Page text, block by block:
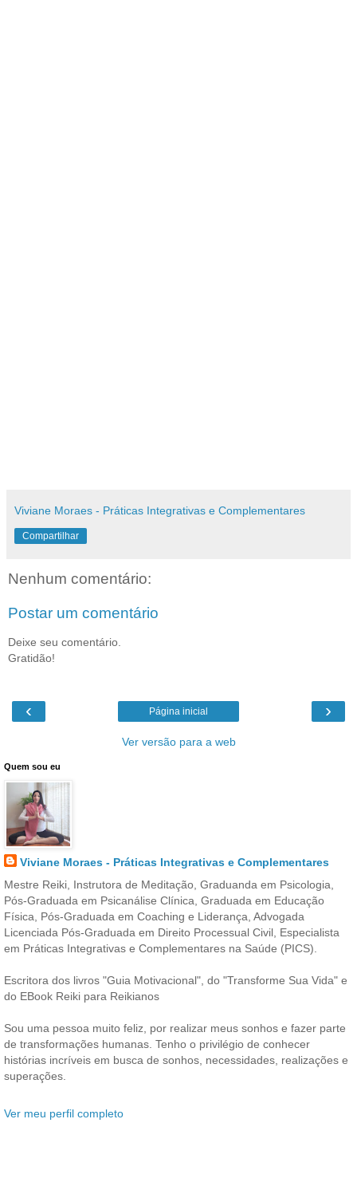
Viviane Moraes - Práticas Integrativas e Complementares
Compartilhar
Nenhum comentário:
Postar um comentário
Deixe seu comentário.
Gratidão!
‹ ›
Página inicial
Ver versão para a web
Quem sou eu
Viviane Moraes - Práticas Integrativas e Complementares
Mestre Reiki, Instrutora de Meditação, Graduanda em Psicologia,
Pós-Graduada em Psicanálise Clínica, Graduada em Educação
Física, Pós-Graduada em Coaching e Liderança, Advogada
Licenciada Pós-Graduada em Direito Processual Civil, Especialista
em Práticas Integrativas e Complementares na Saúde (PICS).
Escritora dos livros "Guia Motivacional", do "Transforme Sua Vida" e
do EBook Reiki para Reikianos
Sou uma pessoa muito feliz, por realizar meus sonhos e fazer parte
de transformações humanas. Tenho o privilégio de conhecer
histórias incríveis em busca de sonhos, necessidades, realizações e
superações.
Ver meu perfil completo